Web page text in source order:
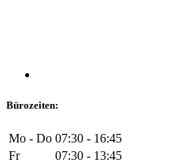
Bürozeiten:
Mo - Do 07:30 - 16:45
Fr
07:30 - 13:45